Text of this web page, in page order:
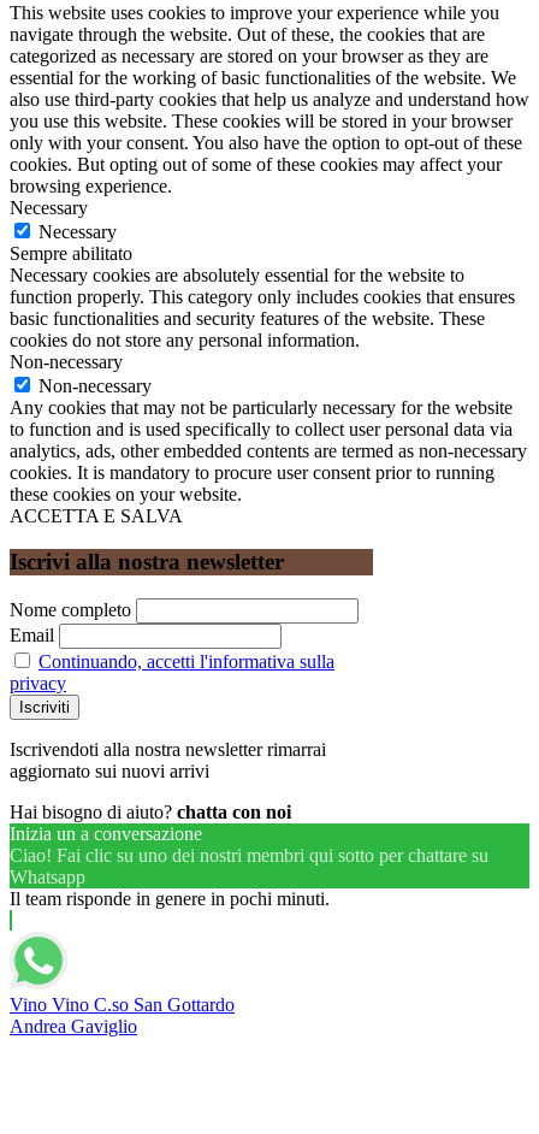
This website uses cookies to improve your experience while you
navigate through the website. Out of these, the cookies that are
categorized as necessary are stored on your browser as they are
essential for the working of basic functionalities of the website. We
also use third-party cookies that help us analyze and understand how
you use this website. These cookies will be stored in your browser
only with your consent. You also have the option to opt-out of these
cookies. But opting out of some of these cookies may affect your
browsing experience.
Necessary
Necessary
Sempre abilitato
Necessary cookies are absolutely essential for the website to
function properly. This category only includes cookies that ensures
basic functionalities and security features of the website. These
cookies do not store any personal information.
Non-necessary
Non-necessary
Any cookies that may not be particularly necessary for the website
to function and is used specifically to collect user personal data via
analytics, ads, other embedded contents are termed as non-necessary
cookies. It is mandatory to procure user consent prior to running
these cookies on your website.
ACCETTA E SALVA
Iscrivi alla nostra newsletter
Nome completo
Email
Continuando, accetti l'informativa sulla
privacy
Iscrivendoti alla nostra newsletter rimarrai
aggiornato sui nuovi arrivi
Hai bisogno di aiuto? chatta con noi
Inizia un a conversazione
Ciao! Fai clic su uno dei nostri membri qui sotto per chattare su
Whatsapp
Il team risponde in genere in pochi minuti.
Vino Vino C.so San Gottardo
Andrea Gaviglio